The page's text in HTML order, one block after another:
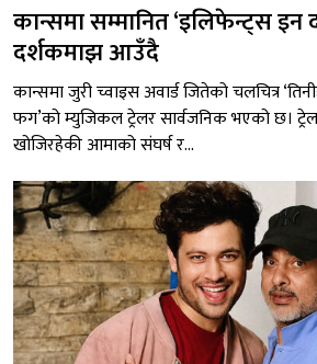
कान्समा सम्मानित ‘इलिफेन्ट्स
दर्शकमाझ आउँदै
कान्समा जुरी च्वाइस अवार्ड जितेको चलचित्र
फग’को म्युजिकल ट्रेलर सार्वजनिक भएको छ।
खोजिरहेकी आमाको संघर्ष र...